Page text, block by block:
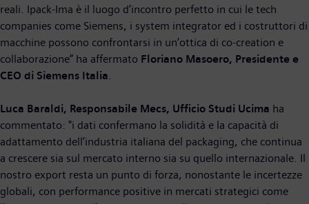
reali. Ipack-Ima è il luogo d’incontro perfetto in cui le tech
companies come Siemens, i system integrator ed i costruttori di
macchine possono confrontarsi in un’ottica di co-creation e
collaborazione” ha affermato Floriano Masoero, Presidente e
CEO di Siemens Italia
Luca Baraldi, Responsabile Mecs, Ufficio Studi Ucima ha
commentato: "i dati confermano la solidità e la capacità di
adattamento dell’industria italiana del packaging, che continua
a crescere sia sul mercato interno sia su quello internazionale. Il
nostro export resta un punto di forza, nonostante le incertezze
globali, con performance positive in mercati strategici come